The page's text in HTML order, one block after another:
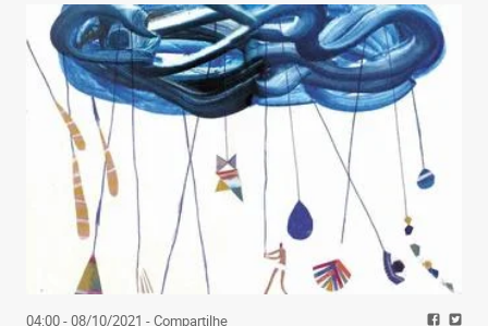
04:00 - 08/10/2021 - Compartilhe